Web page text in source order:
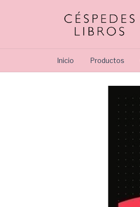
Inicio Productos